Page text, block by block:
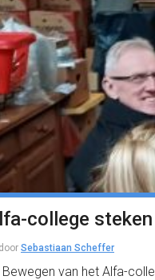
college
door Sebastiaan Scheffer
van het Alfa-